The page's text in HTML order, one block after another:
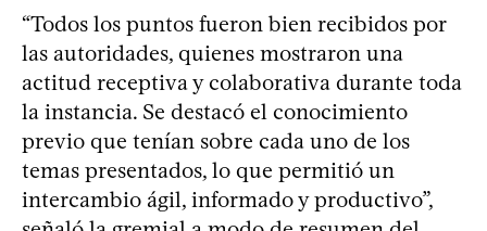
“Todos los puntos fueron bien recibidos por
las autoridades, quienes mostraron una
actitud receptiva y colaborativa durante toda
la instancia. Se destacó el conocimiento
previo que tenían sobre cada uno de los
temas presentados, lo que permitió un
intercambio ágil, informado y productivo”,